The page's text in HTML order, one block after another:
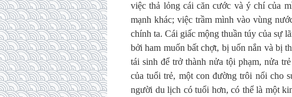
việc thả lỏng cái căn cước và ý chí của
mạnh khác; việc trầm mình vào vùng
chính ta. Cái giấc mộng thuần túy của sự
bởi ham muốn bất chợt, bị uốn nắn và bị
tái sinh để trở thành nửa tội phạm, nửa
của tuổi trẻ, một con đường trôi nổi cho
người du lịch có tuổi hơn, có thể là một